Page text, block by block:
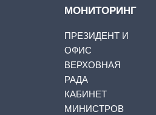
МОНИТОРИНГ
ПРЕЗИДЕНТ И
ОФИС
ВЕРХОВНАЯ
РАДА
КАБИНЕТ
МИНИСТРОВ